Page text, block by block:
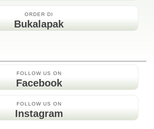
ORDER DI
Bukalapak
FOLLOW US ON
Facebook
FOLLOW US ON
Instagram